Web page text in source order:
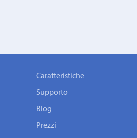
Caratteristiche
Supporto
Blog
Prezzi